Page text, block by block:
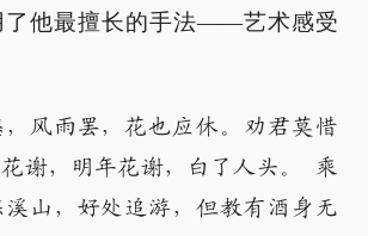
了他最擅长的手法——艺术感受
风雨罢，花也应休。劝君莫惜
谢，明年花谢，白了人头。 乘
山，好处追游，但教有酒身无